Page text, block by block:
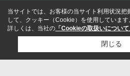
当サイトでは、お客様の当サイト利用状況把
して、クッキー（Cookie）を使用しています
詳しくは、当社の 「Cookieの取扱いについて
閉じる